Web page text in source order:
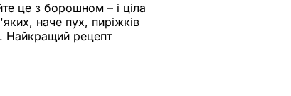
це з борошном – і ціла
наче пух, пиріжків
Найкращий рецепт